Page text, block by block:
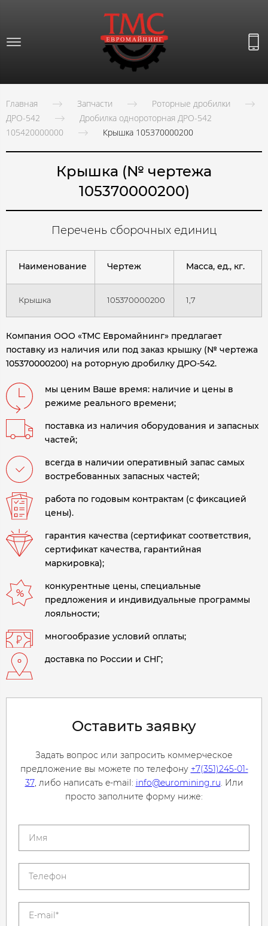
Главная Запчасти
Роторные дробилки
ДРО-542
Дробилка однороторная ДРО-542
105420000000
Крышка 105370000200
Крышка (№ чертежа
105370000200)
Перечень сборочных единиц
Наименование Чертеж Масса, ед., кг.
Крышка 105370000200 1,7
Компания ООО «ТМС Евромайнинг» предлагает
поставку из наличия или под заказ крышку (№ чертежа
105370000200) на роторную дробилку ДРО-542.
мы ценим Ваше время: наличие и цены в
режиме реального времени;
поставка из наличия оборудования и запасных
частей;
всегда в наличии оперативный запас самых
востребованных запасных частей;
работа по годовым контрактам (с фиксацией
цены).
гарантия качества (сертификат соответствия,
сертификат качества, гарантийная
маркировка);
конкурентные цены, специальные
предложения и индивидуальные программы
лояльности;
многообразие условий оплаты;
доставка по России и СНГ;
Оставить заявку
Задать вопрос или запросить коммерческое
предложение вы можете по телефону +7(351)245-01-
37, либо написать e-mail: info@euromining.ru. Или
просто заполните форму ниже: